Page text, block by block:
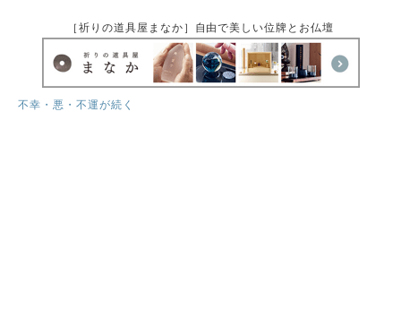
［祈りの道具屋まなか］自由で美しい位牌とお仏壇
不幸・悪・不運が続く